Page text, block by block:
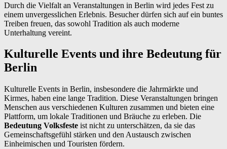
Durch die Vielfalt an Veranstaltungen in Berlin wird jedes Fest zu
einem unvergesslichen Erlebnis. Besucher dürfen sich auf ein buntes
Treiben freuen, das sowohl Tradition als auch moderne
Unterhaltung vereint.
Kulturelle Events und ihre Bedeutung für
Berlin
Kulturelle Events in Berlin, insbesondere die Jahrmärkte und
Kirmes, haben eine lange Tradition. Diese Veranstaltungen bringen
Menschen aus verschiedenen Kulturen zusammen und bieten eine
Plattform, um lokale Traditionen und Bräuche zu erleben. Die
Bedeutung Volksfeste ist nicht zu unterschätzen, da sie das
Gemeinschaftsgefühl stärken und den Austausch zwischen
Einheimischen und Touristen fördern.